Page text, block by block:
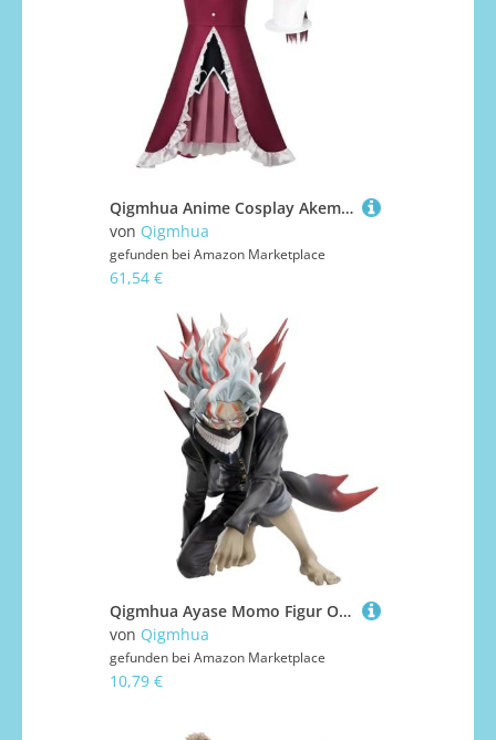
Qigmhua Anime Cosplay Akemi Homura/Kyouko Kostüm - Chinesischer Cheongsam Komplettes Set Uniform Kleid Damen Halloween Dress Up Outfits
von Qigmhua
gefunden bei Amazon Marketplace
61,54 €
Qigmhua Ayase Momo Figur Okarun Anime Actionfigur Statue Kniend Modell Desktop Figurine Sammlerstück Dekoration Geschenk 11cm
von Qigmhua
gefunden bei Amazon Marketplace
10,79 €